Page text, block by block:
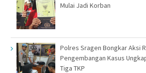
Mulai Jadi Korban
Polres Sragen Bongkar Aksi
Pengembangan Kasus
Tiga TKP